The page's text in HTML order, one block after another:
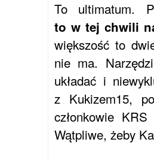
To ultimatum.
to w tej chwili
większość to
nie ma.
układać i
z Kukizem15,
członkowie
Wątpliwe, żeby